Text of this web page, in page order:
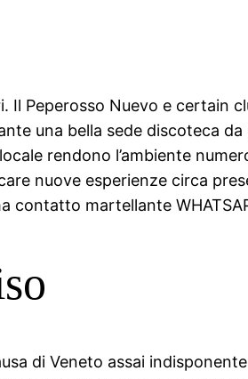
Peperosso Nuevo e certain
una bella sede discoteca
rendono l’ambiente
nuove esperienze circa
contatto martellante
di Veneto assai